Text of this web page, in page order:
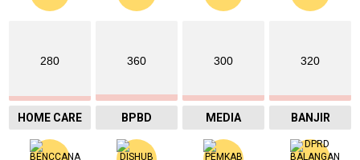
280
HOME CARE
360
BPBD
300
MEDIA
320
BANJIR